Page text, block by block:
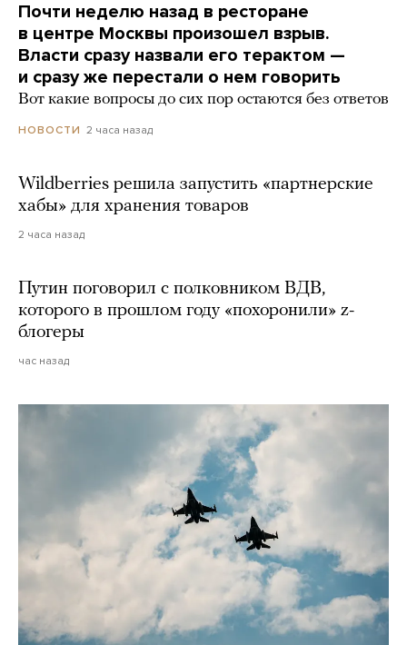
Почти неделю назад в ресторане
в центре Москвы произошел взрыв.
Власти сразу назвали его терактом —
и сразу же перестали о нем говорить
Вот какие вопросы до сих пор остаются без ответов
НОВОСТИ 2 часа назад
Wildberries решила запустить «партнерские
хабы» для хранения товаров
2 часа назад
Путин поговорил с полковником ВДВ,
которого в прошлом году «похоронили» z-
блогеры
час назад